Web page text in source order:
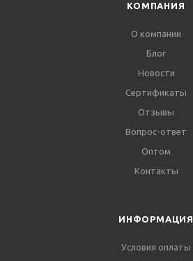
КОМПАНИЯ
О компании
Блог
Новости
Сертификаты
Отзывы
Вопрос-ответ
Оптом
Контакты
ИНФОРМАЦИЯ
Условия оплаты